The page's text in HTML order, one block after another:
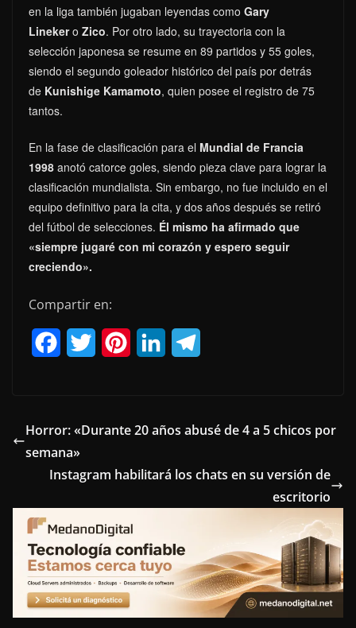
en la liga también jugaban leyendas como Gary
Linekero Zico. Por otro lado, su trayectoria con la
selección japonesa se resume en 89 partidos y 55 goles,
siendo el segundo goleador histórico del país por detrás
de Kunishige Kamamoto, quien posee el registro de 75
tantos.
En la fase de clasificación para el Mundial de Francia
1998 anotó catorce goles, siendo pieza clave para lograr la
clasificación mundialista. Sin embargo, no fue incluido en el
equipo definitivo para la cita, y dos años después se retiró
del fútbol de selecciones. Él mismo ha afirmado que
«siempre jugaré con mi corazón y espero seguir
creciendo».
Compartir en:
e
b
o
o
k
t
e
r
t
r
e
s
t
k
d
I
n
e
r
a
Horror: «Durante 20 años abusé de 4 a 5 chicos por
semana»
Instagram habilitará los chats en su versión de
escritorio